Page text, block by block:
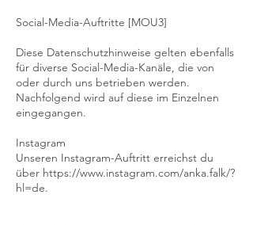
Social-Media-Auftritte [MOU3]
Diese Datenschutzhinweise gelten ebenfalls
für diverse Social-Media-Kanäle, die von
oder durch uns betrieben werden.
Nachfolgend wird auf diese im Einzelnen
eingegangen.
Instagram
Unseren Instagram-Auftritt erreichst du
über https://www.instagram.com/anka.falk/?
hl=de.